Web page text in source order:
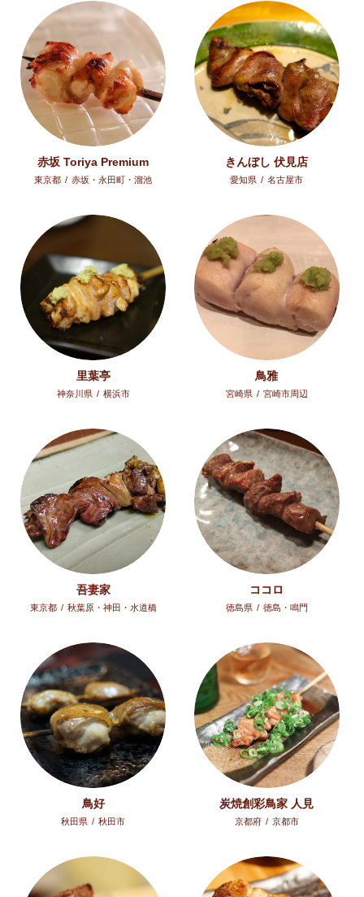
赤坂 Toriya Premium
東京都 / 赤坂・永田町・溜池
きんぼし 伏見店
愛知県 / 名古屋市
里葉亭
神奈川県 / 横浜市
鳥雅
宮崎県 / 宮崎市周辺
吾妻家
東京都 / 秋葉原・神田・水道橋
ココロ
徳島県 / 徳島・鳴門
鳥好
秋田県 / 秋田市
炭焼創彩鳥家 人見
京都府 / 京都市